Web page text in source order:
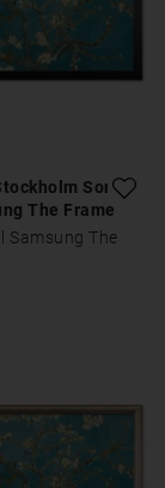
Sort
The Frame
Samsung The